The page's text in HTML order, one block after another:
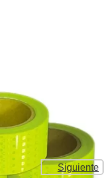
Siguiente